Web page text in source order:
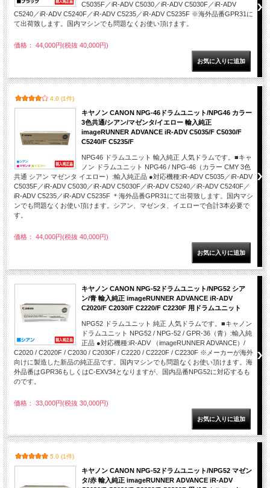
C5035F／iR-ADV C5030／iR-ADV C5030F／iR-ADV
C5240／iR-ADV C5240F／iR-ADV C5235／iR-ADV C5235F ※海外品番GPR31に
て出荷致します。国内マシンでも問題なくお使い頂けます。
価格： 44,000円(税抜 40,000円)
4.0 (1件)
キヤノン CANON NPG-46ドラムユニット/NPG46 カラー
3色共通/シアン/マゼンタ/イエロー 輸入純正
imageRUNNER ADVANCE iR-ADV C5035/F C5030/F
C5240/F C5235/F
NPG46 ドラムユニット 輸入純正 人気ドラムです。■キャ
ノン ドラムユニット NPG46 / NPG-46（カラー CMY 3色
共通 シアン マゼンタ イエロー）:輸入純正品 ●対応機種:iR-ADV C5035／iR-ADV
C5035F／iR-ADV C5030／iR-ADV C5030F／iR-ADV C5240／iR-ADV C5240F／
iR-ADV C5235／iR-ADV C5235F ＊海外品番GPR31にて出荷致します。国内マシ
ンでも問題なくお使い頂けます。シアン、マゼンタ、イエローで合計3本必要で
す。
価格： 44,000円(税抜 40,000円)
キヤノン CANON NPG-52ドラムユニット/NPG52 シア
ン/青 輸入純正 imageRUNNER ADVANCE iR-ADV
C2020/F C2030/F C2220/F C2230F 用ドラムユニット
NPG52 ドラムユニット 純正 人気ドラムです。■キャノン
ドラムユニット NPG52 / NPG-52 / GPR-36（青）:輸入純
正品 ●対応機種:iR-ADV （imageRUNNER ADVANCE）/
C2020 / C2020F / C2030 / C2030F / C2220 / C2220F / C2230F ※メーカーが海外
向けに製造した新品の純正品です。国内マシンでも問題なくお使い頂けます。海
外品番はGPR36もしくはC-EXV34となりますが、国内品番NPG52に対応するも
のです。
価格： 33,000円(税抜 30,000円)
5.0 (1件)
キヤノン CANON NPG-52ドラムユニット/NPG52 マゼン
タ/赤 輸入純正 imageRUNNER ADVANCE iR-ADV